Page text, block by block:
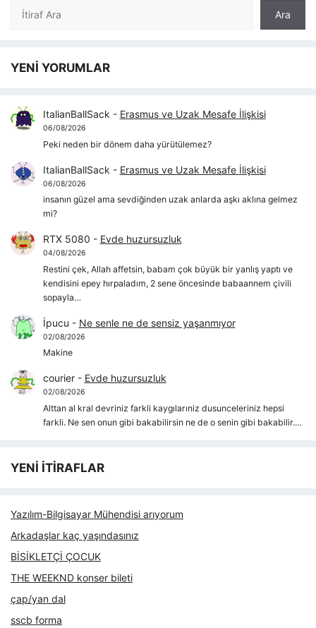
Ara
Ara
YENİ YORUMLAR
ItalianBallSack - Erasmus ve Uzak Mesafe İlişkisi
06/08/2026
Peki neden bir dönem daha yürütülemez?
ItalianBallSack - Erasmus ve Uzak Mesafe İlişkisi
06/08/2026
insanın güzel ama sevdiğinden uzak anlarda aşkı aklına gelmez
mi?
RTX 5080 - Evde huzursuzluk
04/08/2026
Restini çek, Allah affetsin, babam çok büyük bir yanlış yaptı ve
kendisini epey hırpaladım, 2 sene öncesinde babaannem çivili
sopayla…
İpucu - Ne senle ne de sensiz yaşanmıyor
02/08/2026
Makine
courier- Evde huzursuzluk
02/08/2026
Alttan al kral devriniz farkli kaygılarıniz dusunceleriniz hepsi
farkli. Ne sen onun gibi bakabilirsin ne de o senin gibi bakabilir.…
YENİ İTİRAFLAR
Yazılım-Bilgisayar Mühendisi arıyorum
Arkadaşlar kaç yaşındasınız
BİSİKLETÇİ ÇOCUK
THE WEEKND konser bileti
çap/yan dal
sscb forma